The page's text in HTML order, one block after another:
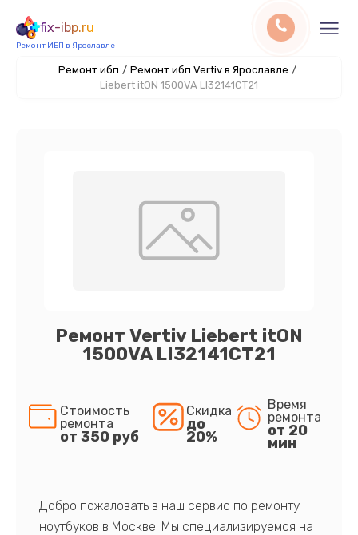
fix-ibp.ru
Ремонт ИБП в Ярославле
Ремонт ибп / Ремонт ибп Vertiv в Ярославле /
Liebert itON 1500VA LI32141CT21
Ремонт Vertiv Liebert itON
1500VA LI32141CT21
Стоимость
ремонта
от 350 руб
Скидка
до
20%
Время
ремонта
от 20
мин
Добро пожаловать в наш сервис по ремонту
ноутбуков в Москве. Мы специализируемся на